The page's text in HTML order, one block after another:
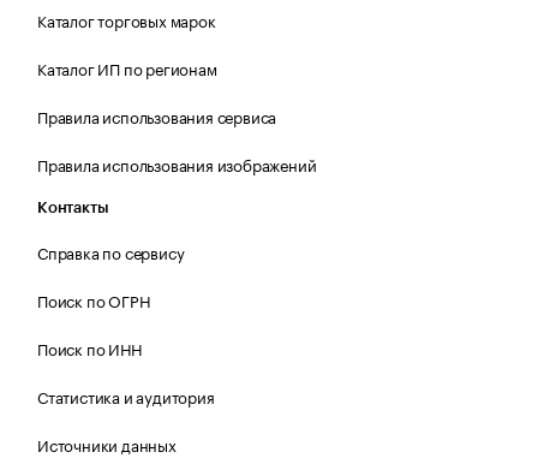
Каталог торговых марок
Каталог ИП по регионам
Правила использования сервиса
Правила использования изображений
Контакты
Справка по сервису
Поиск по ОГРН
Поиск по ИНН
Статистика и аудитория
Источники данных